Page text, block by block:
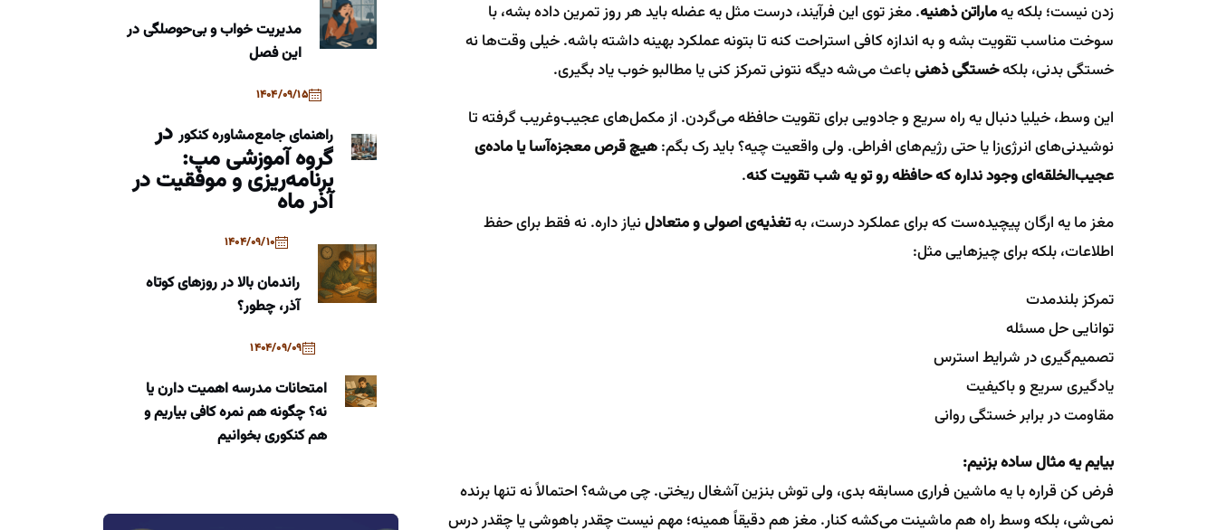
زدن نیست؛ بلکه یهماراتن ذهنیه. مغز توی این فرآیند، درست مثل یه عضله باید هر روز تمرین داده بشه، با
سوخت مناسب تقویت بشه و به اندازه کافی استراحت کنه تا بتونه عملکرد بهینه داشته باشه. خیلی وقت‌ها نه
خستگی بدنی، بلکهخستگی ذهنیباعث می‌شه دیگه نتونی تمرکز کنی یا مطالبو خوب یاد بگیری.
این وسط، خیلیا دنبال یه راه سریع و جادویی برای تقویت حافظه می‌گردن. از مکمل‌های عجیب‌وغریب گرفته تا
نوشیدنی‌های انرژی‌زا یا حتی رژیم‌های افراطی. ولی واقعیت چیه؟ باید رک بگم:هیچ قرص معجزه‌آسا یا ماده‌ی
عجیب‌الخلقه‌ای وجود نداره که حافظه رو تو یه شب تقویت کنه.
مغز ما یه ارگان پیچیده‌ست که برای عملکرد درست، بهتغذیه‌ی اصولی و متعادلنیاز داره. نه فقط برای حفظ
اطلاعات، بلکه برای چیزهایی مثل:
تمرکز بلندمدت
توانایی حل مسئله
تصمیم‌گیری در شرایط استرس
یادگیری سریع و باکیفیت
مقاومت در برابر خستگی روانی
بیایم یه مثال ساده بزنیم:
فرض کن قراره با یه ماشین فراری مسابقه بدی، ولی توش بنزین آشغال ریختی. چی می‌شه؟ احتمالاً نه تنها برنده
نمی‌شی، بلکه وسط راه هم ماشینت می‌کشه کنار. مغز هم دقیقاً همینه؛ مهم نیست چقدر باهوشی یا چقدر درس
مدیریت خواب و بی‌حوصلگی در
این فصل
1404/09/15
راهنمای جامعمشاوره کنکوردر
گروه آموزشی مپ:
برنامه‌ریزی و موفقیت در
آذر ماه
1404/09/10
راندمان بالا در روزهای کوتاه
آذر، چطور؟
1404/09/09
امتحانات مدرسه اهمیت دارن یا
نه؟ چگونه هم نمره کافی بیاریم و
هم کنکوری بخوانیم